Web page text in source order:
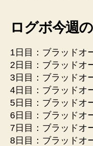
ログボ今週
1日目：ブラッドオ
2日目：ブラッドオ
3日目：ブラッドオ
4日目：ブラッドオ
5日目：ブラッドオ
6日目：ブラッドオ
7日目：ブラッドオ
8日目：ブラッドオ